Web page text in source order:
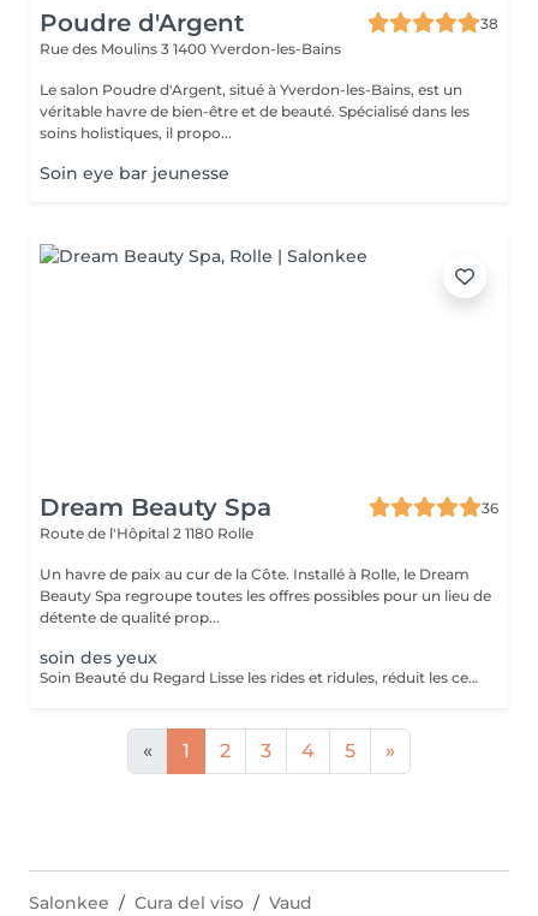
Poudre d'Argent
38
Rue des Moulins 3 1400 Yverdon-les-Bains
Le salon Poudre d'Argent, situé à Yverdon-les-Bains, est un
véritable havre de bien-être et de beauté. Spécialisé dans les
soins holistiques, il propo...
Soin eye bar jeunesse
Dream Beauty Spa
36
Route de l'Hôpital 2 1180 Rolle
Un havre de paix au cur de la Côte. Installé à Rolle, le Dream
Beauty Spa regroupe toutes les offres possibles pour un lieu de
détente de qualité prop...
soin des yeux
Soin Beauté du Regard Lisse les rides et ridules, réduit les cernes et raffermit le contour des yeux pour un effet lifting naturel. Résultat : un regard reposé, lumineux et rajeuni.
« 1 2 3 4 5 »
Salonkee Cura del viso
Vaud